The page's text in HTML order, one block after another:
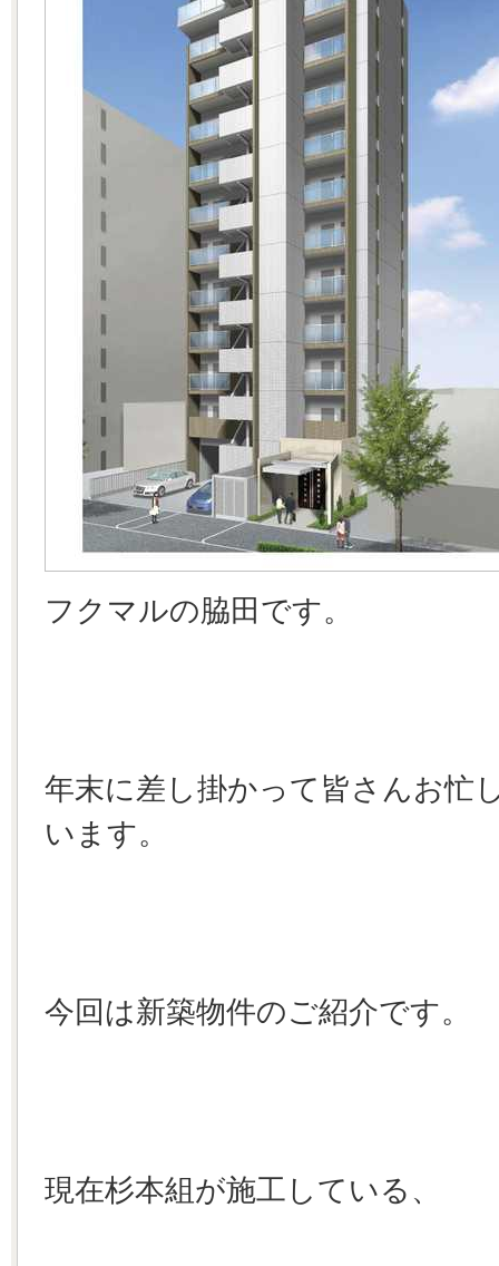
フクマルの脇田です。
年末に差し掛かって皆さんお忙
います。
今回は新築物件のご紹介です。
現在杉本組が施工している、